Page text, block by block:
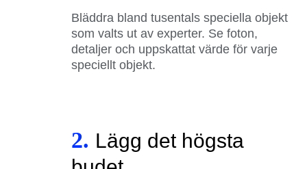
Bläddra bland tusentals speciella objekt
som valts ut av experter. Se foton,
detaljer och uppskattat värde för varje
speciellt objekt.
2. Lägg det högsta